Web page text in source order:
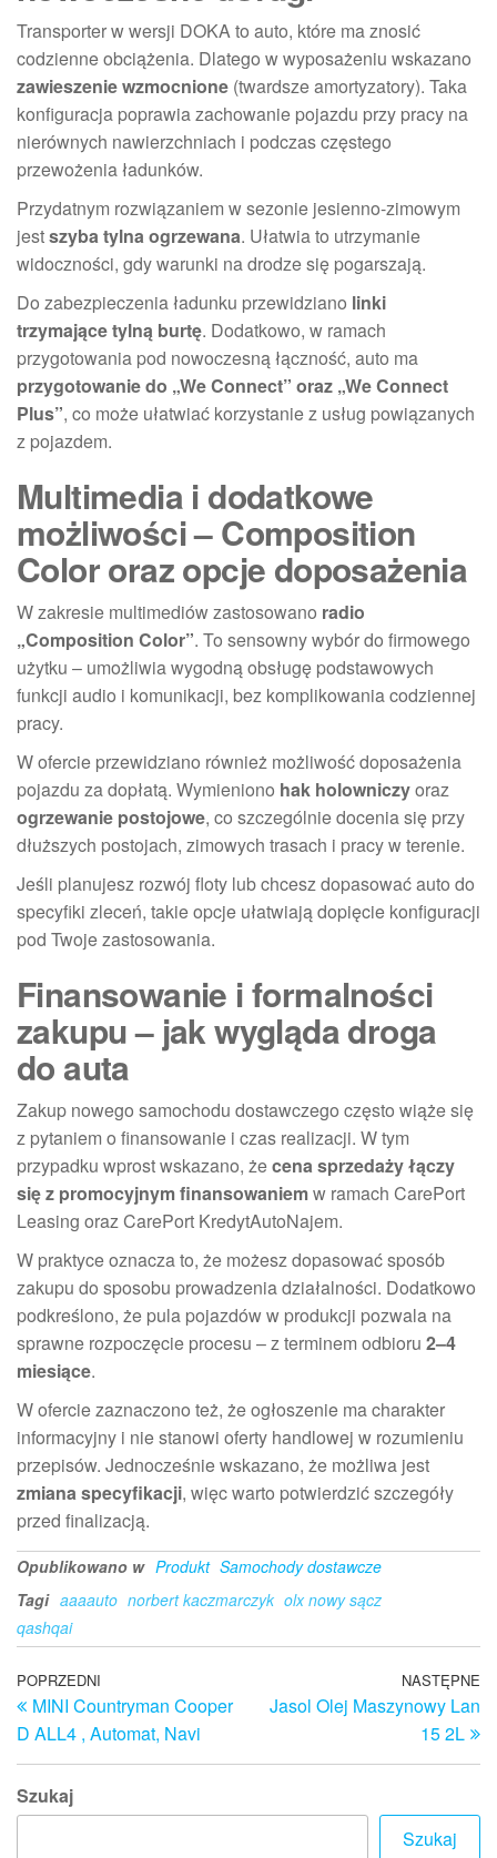
Transporter w wersji DOKA to auto, które ma znosić
codzienne obciążenia. Dlatego w wyposażeniu wskazano
zawieszenie wzmocnione (twardsze amortyzatory). Taka
konfiguracja poprawia zachowanie pojazdu przy pracy na
nierównych nawierzchniach i podczas częstego
przewożenia ładunków.
Przydatnym rozwiązaniem w sezonie jesienno-zimowym
jestszyba tylna ogrzewana. Ułatwia to utrzymanie
widoczności, gdy warunki na drodze się pogarszają.
Do zabezpieczenia ładunku przewidziano linki
trzymające tylną burtę. Dodatkowo, w ramach
przygotowania pod nowoczesną łączność, auto ma
przygotowanie do „We Connect” oraz „We Connect
Plus”, co może ułatwiać korzystanie z usług powiązanych
z pojazdem.
Multimedia i dodatkowe
możliwości – Composition
Color oraz opcje doposażenia
W zakresie multimediów zastosowano radio
„Composition Color”. To sensowny wybór do firmowego
użytku – umożliwia wygodną obsługę podstawowych
funkcji audio i komunikacji, bez komplikowania codziennej
pracy.
W ofercie przewidziano również możliwość doposażenia
pojazdu za dopłatą. Wymieniono hak holowniczyoraz
ogrzewanie postojowe, co szczególnie docenia się przy
dłuższych postojach, zimowych trasach i pracy w terenie.
Jeśli planujesz rozwój floty lub chcesz dopasować auto do
specyfiki zleceń, takie opcje ułatwiają dopięcie konfiguracji
pod Twoje zastosowania.
Finansowanie i formalności
zakupu – jak wygląda droga
do auta
Zakup nowego samochodu dostawczego często wiąże się
z pytaniem o finansowanie i czas realizacji. W tym
przypadku wprost wskazano, żecena sprzedaży łączy
się z promocyjnym finansowaniemw ramach CarePort
Leasing oraz CarePort KredytAutoNajem.
W praktyce oznacza to, że możesz dopasować sposób
zakupu do sposobu prowadzenia działalności. Dodatkowo
podkreślono, że pula pojazdów w produkcji pozwala na
sprawne rozpoczęcie procesu – z terminem odbioru 2–4
miesiące.
W ofercie zaznaczono też, że ogłoszenie ma charakter
informacyjny i nie stanowi oferty handlowej w rozumieniu
przepisów. Jednocześnie wskazano, że możliwa jest
zmiana specyfikacji, więc warto potwierdzić szczegóły
przed finalizacją.
Opublikowano w Produkt Samochody dostawcze
Tagi aaaauto norbert kaczmarczyk olx nowy sącz
qashqai
Nawigacja
wpisu
Poprzedni
wpis
POPRZEDNI
MINI Countryman Cooper
D ALL4 , Automat, Navi
NASTĘPNE
Jasol Olej Maszynowy Lan
15 2L
Szukaj
Szukaj